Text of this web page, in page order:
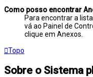
Como posso encontrar
Para encontrar a
vá ao Painel de
clique em Anexos.
Topo
Sobre o Sistema